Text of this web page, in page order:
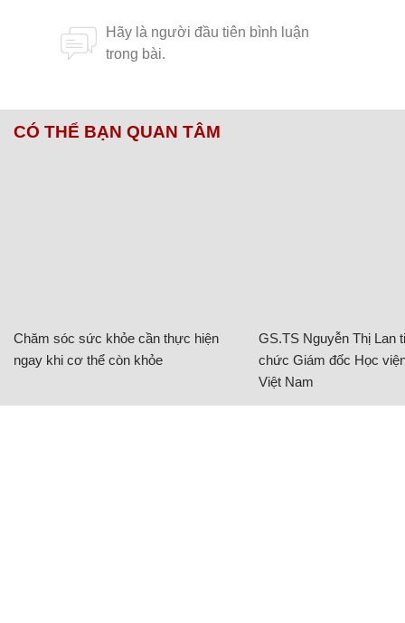
CÓ THỂ BẠN QUAN TÂM
Chăm sóc sức khỏe cần thực hiện
ngay khi cơ thể còn khỏe
GS.TS Nguyễn Thị Lan
chức Giám đốc Học
Việt Nam